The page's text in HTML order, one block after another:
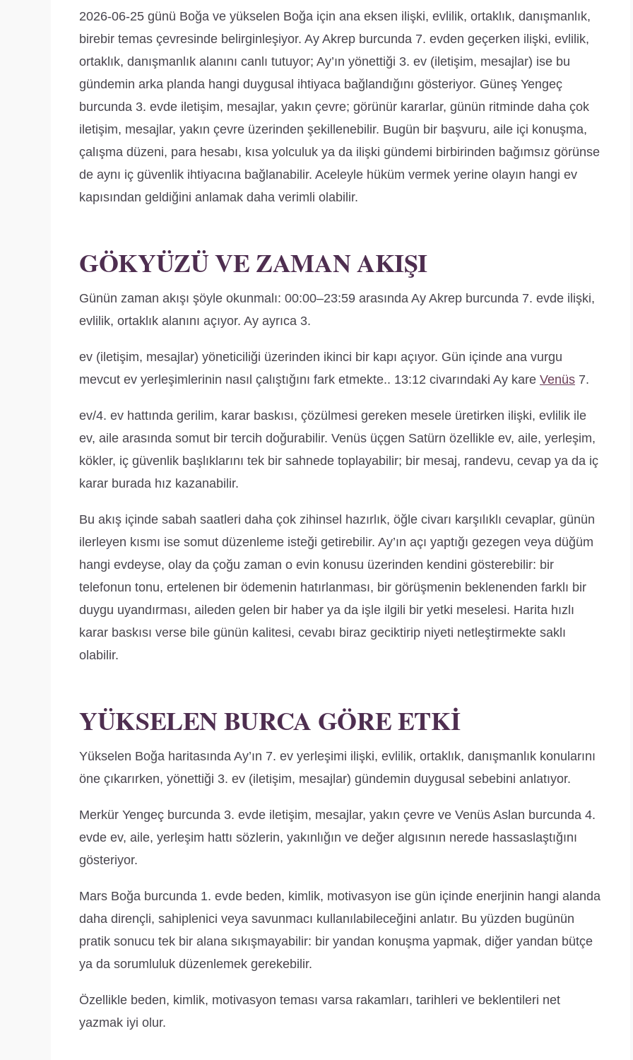
2026-06-25 günü Boğa ve yükselen Boğa için ana eksen ilişki, evlilik, ortaklık, danışmanlık,
birebir temas çevresinde belirginleşiyor. Ay Akrep burcunda 7. evden geçerken ilişki, evlilik,
ortaklık, danışmanlık alanını canlı tutuyor; Ay’ın yönettiği 3. ev (iletişim, mesajlar) ise bu
gündemin arka planda hangi duygusal ihtiyaca bağlandığını gösteriyor. Güneş Yengeç
burcunda 3. evde iletişim, mesajlar, yakın çevre; görünür kararlar, günün ritminde daha çok
iletişim, mesajlar, yakın çevre üzerinden şekillenebilir. Bugün bir başvuru, aile içi konuşma,
çalışma düzeni, para hesabı, kısa yolculuk ya da ilişki gündemi birbirinden bağımsız görünse
de aynı iç güvenlik ihtiyacına bağlanabilir. Aceleyle hüküm vermek yerine olayın hangi ev
kapısından geldiğini anlamak daha verimli olabilir.
GÖKYÜZÜ VE ZAMAN AKIŞI
Günün zaman akışı şöyle okunmalı: 00:00–23:59 arasında Ay Akrep burcunda 7. evde ilişki,
evlilik, ortaklık alanını açıyor. Ay ayrıca 3.
ev (iletişim, mesajlar) yöneticiliği üzerinden ikinci bir kapı açıyor. Gün içinde ana vurgu
mevcut ev yerleşimlerinin nasıl çalıştığını fark etmekte.. 13:12 civarındaki Ay kare Venüs 7.
ev/4. ev hattında gerilim, karar baskısı, çözülmesi gereken mesele üretirken ilişki, evlilik ile
ev, aile arasında somut bir tercih doğurabilir. Venüs üçgen Satürn özellikle ev, aile, yerleşim,
kökler, iç güvenlik başlıklarını tek bir sahnede toplayabilir; bir mesaj, randevu, cevap ya da iç
karar burada hız kazanabilir.
Bu akış içinde sabah saatleri daha çok zihinsel hazırlık, öğle civarı karşılıklı cevaplar, günün
ilerleyen kısmı ise somut düzenleme isteği getirebilir. Ay’ın açı yaptığı gezegen veya düğüm
hangi evdeyse, olay da çoğu zaman o evin konusu üzerinden kendini gösterebilir: bir
telefonun tonu, ertelenen bir ödemenin hatırlanması, bir görüşmenin beklenenden farklı bir
duygu uyandırması, aileden gelen bir haber ya da işle ilgili bir yetki meselesi. Harita hızlı
karar baskısı verse bile günün kalitesi, cevabı biraz geciktirip niyeti netleştirmekte saklı
olabilir.
YÜKSELEN BURCA GÖRE ETKI
Yükselen Boğa haritasında Ay’ın 7. ev yerleşimi ilişki, evlilik, ortaklık, danışmanlık konularını
öne çıkarırken, yönettiği 3. ev (iletişim, mesajlar) gündemin duygusal sebebini anlatıyor.
Merkür Yengeç burcunda 3. evde iletişim, mesajlar, yakın çevre ve Venüs Aslan burcunda 4.
evde ev, aile, yerleşim hattı sözlerin, yakınlığın ve değer algısının nerede hassaslaştığını
gösteriyor.
Mars Boğa burcunda 1. evde beden, kimlik, motivasyon ise gün içinde enerjinin hangi alanda
daha dirençli, sahiplenici veya savunmacı kullanılabileceğini anlatır. Bu yüzden bugünün
pratik sonucu tek bir alana sıkışmayabilir: bir yandan konuşma yapmak, diğer yandan bütçe
ya da sorumluluk düzenlemek gerekebilir.
Özellikle beden, kimlik, motivasyon teması varsa rakamları, tarihleri ve beklentileri net
yazmak iyi olur.